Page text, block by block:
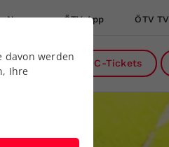
News ÖTV App ÖTV TV
DC-Tickets
davon werden
Ihre